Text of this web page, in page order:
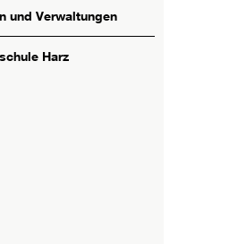
und Verwaltungen
Harz